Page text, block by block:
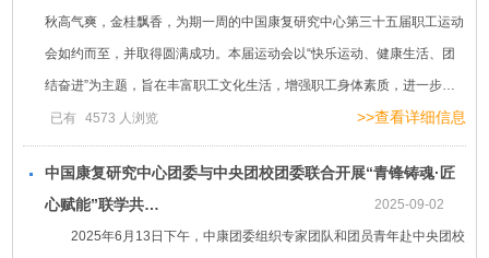
秋高气爽，金桂飘香，为期一周的中国康复研究中心第三十五届职工运动
会如约而至，并取得圆满成功。本届运动会以“快乐运动、健康生活、团
结奋进”为主题，旨在丰富职工文化生活，增强职工身体素质，进一步…
>>查看详细信息
已有 4573 人浏览
中国康复研究中心团委与中央团校团委联合开展“青锋铸魂·匠
心赋能”联学共…
2025-09-02
2025年6月13日下午，中康团委组织专家团队和团员青年赴中央团校